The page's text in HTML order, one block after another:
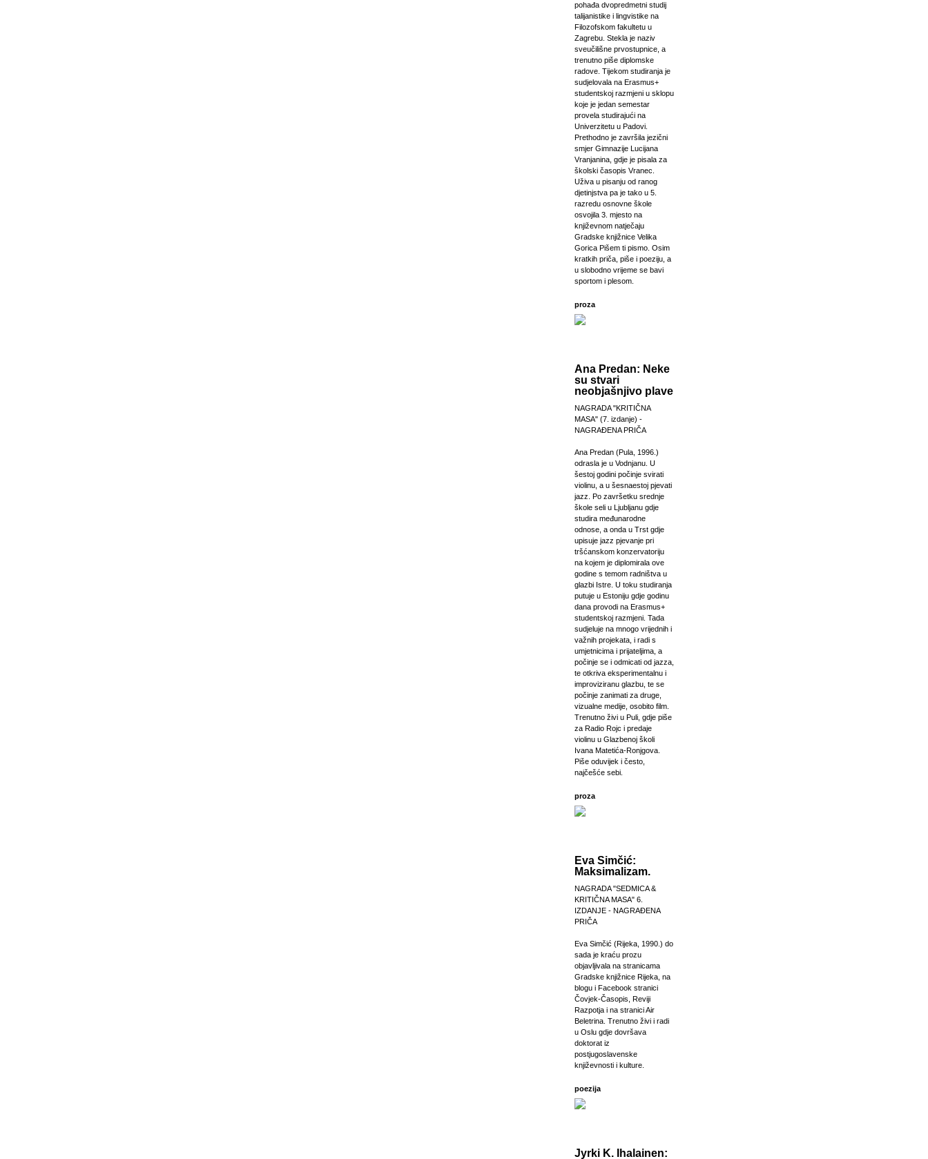
pohađa dvopredmetni studij
talijanistike i lingvistike na
Filozofskom fakultetu u
Zagrebu. Stekla je naziv
sveučilišne prvostupnice, a
trenutno piše diplomske
radove. Tijekom studiranja je
sudjelovala na Erasmus+
studentskoj razmjeni u sklopu
koje je jedan semestar
provela studirajući na
Univerzitetu u Padovi.
Prethodno je završila jezični
smjer Gimnazije Lucijana
Vranjanina, gdje je pisala za
školski časopis Vranec.
Uživa u pisanju od ranog
djetinjstva pa je tako u 5.
razredu osnovne škole
osvojila 3. mjesto na
književnom natječaju
Gradske knjižnice Velika
Gorica Pišem ti pismo. Osim
kratkih priča, piše i poeziju, a
u slobodno vrijeme se bavi
sportom i plesom.
proza
Ana Predan: Neke
su stvari
neobjašnjivo plave
NAGRADA "KRITIČNA
MASA" (7. izdanje) -
NAGRAĐENA PRIČA
Ana Predan (Pula, 1996.)
odrasla je u Vodnjanu. U
šestoj godini počinje svirati
violinu, a u šesnaestoj pjevati
jazz. Po završetku srednje
škole seli u Ljubljanu gdje
studira međunarodne
odnose, a onda u Trst gdje
upisuje jazz pjevanje pri
tršćanskom konzervatoriju
na kojem je diplomirala ove
godine s temom radništva u
glazbi Istre. U toku studiranja
putuje u Estoniju gdje godinu
dana provodi na Erasmus+
studentskoj razmjeni. Tada
sudjeluje na mnogo vrijednih i
važnih projekata, i radi s
umjetnicima i prijateljima, a
počinje se i odmicati od jazza,
te otkriva eksperimentalnu i
improviziranu glazbu, te se
počinje zanimati za druge,
vizualne medije, osobito film.
Trenutno živi u Puli, gdje piše
za Radio Rojc i predaje
violinu u Glazbenoj školi
Ivana Matetića-Ronjgova.
Piše oduvijek i često,
najčešće sebi.
proza
Eva Simčić:
Maksimalizam.
NAGRADA "SEDMICA &
KRITIČNA MASA" 6.
IZDANJE - NAGRAĐENA
PRIČA
Eva Simčić (Rijeka, 1990.) do
sada je kraću prozu
objavljivala na stranicama
Gradske knjižnice Rijeka, na
blogu i Facebook stranici
Čovjek-Časopis, Reviji
Razpotja i na stranici Air
Beletrina. Trenutno živi i radi
u Oslu gdje dovršava
doktorat iz
postjugoslavenske
književnosti i kulture.
poezija
Jyrki K. Ihalainen: